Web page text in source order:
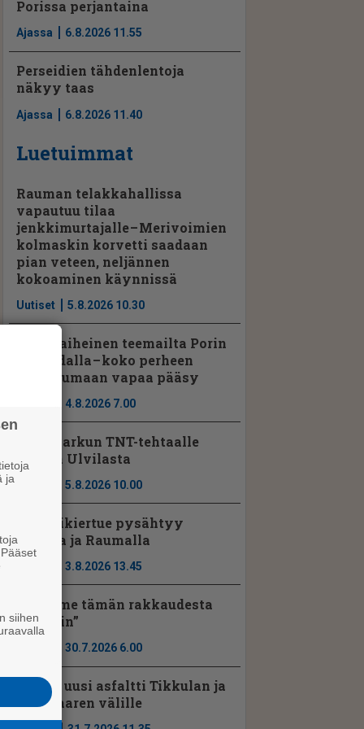
Porissa perjantaina
Ajassa 6.8.2026 11.55
Perseidien tähdenlentoja
näkyy taas
Ajassa 6.8.2026 11.40
Luetuimmat
Rauman telakkahallissa
vapautuu tilaa
jenkkimurtajalle – Merivoimien
kolmaskin korvetti saadaan
pian veteen, neljännen
kokoaminen käynnissä
Uutiset 5.8.2026 10.30
Hevosaiheinen teemailta Porin
raviradalla – koko perheen
tapahtumaan vapaa pääsy
4.8.2026 7.00
Noormarkun TNT-tehtaalle
johtaja Ulvilasta
5.8.2026 10.00
Seniorikiertue pysähtyy
Porissa ja Raumalla
3.8.2026 13.45
”Teemme tämän rakkaudesta
Yyteriin”
30.7.2026 6.00
Vt2:lle uusi asfaltti Tikkulan ja
Kyläsaaren välille
ja
siihen